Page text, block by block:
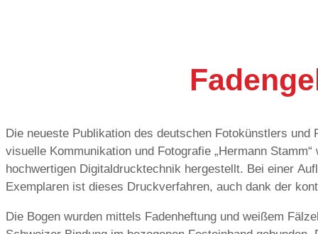
Die neueste Publikation des deutschen Fotokünstlers und
visuelle Kommunikation und Fotografie „Hermann
hochwertigen Digitaldrucktechnik hergestellt. Bei einer
Exemplaren ist dieses Druckverfahren, auch dank der
Trockentonertechnologie, das präferierte Verfahren. Zudem
aus verschiedenen Materialien und konnte so in einem
Die Bogen wurden mittels Fadenheftung und weißem